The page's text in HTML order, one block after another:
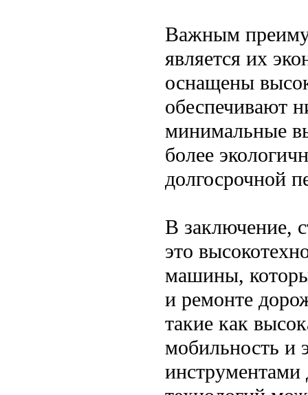
Важным
является их
оснащены
обеспечивают
минимальные
более
долгосрочной
В заключение,
это
машины,
и ремонте
такие как
мобильность и